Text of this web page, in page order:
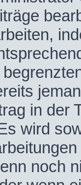
in der
wird
noch